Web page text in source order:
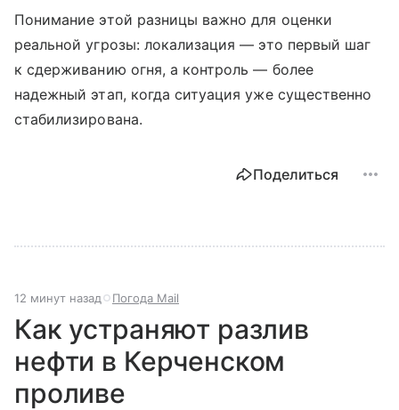
Понимание этой разницы важно для оценки
реальной угрозы: локализация — это первый шаг
к сдерживанию огня, а контроль — более
надежный этап, когда ситуация уже существенно
стабилизирована.
Поделиться
12 минут назад Погода Mail
Как устраняют разлив
нефти в Керченском
проливе